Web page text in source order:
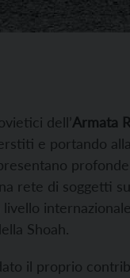
dell’Armata
e portando
rete di soggetti
livello
Shoah.
il proprio